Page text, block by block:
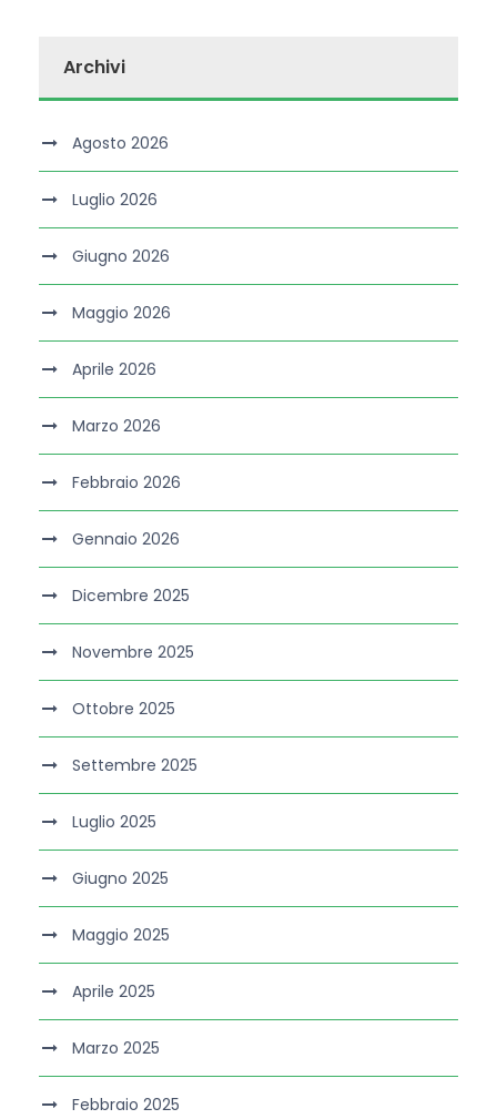
Archivi
Agosto 2026
Luglio 2026
Giugno 2026
Maggio 2026
Aprile 2026
Marzo 2026
Febbraio 2026
Gennaio 2026
Dicembre 2025
Novembre 2025
Ottobre 2025
Settembre 2025
Luglio 2025
Giugno 2025
Maggio 2025
Aprile 2025
Marzo 2025
Febbraio 2025